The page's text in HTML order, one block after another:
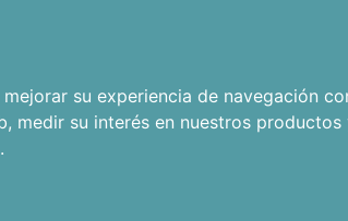
su experiencia de navegación
, medir su interés en nuestros
.